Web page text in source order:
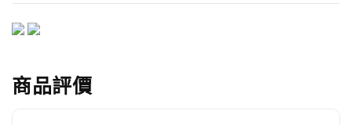
商品評價